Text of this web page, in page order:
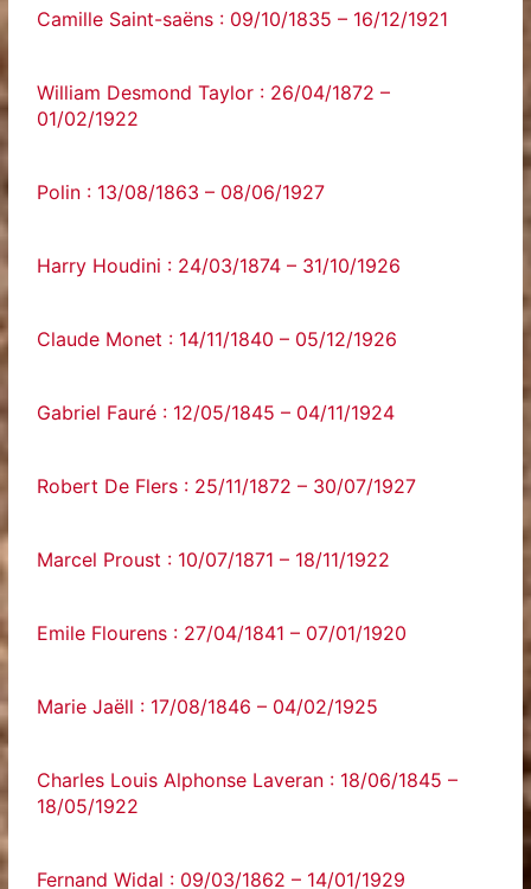
Camille Saint-saëns : 09/10/1835 – 16/12/1921
William Desmond Taylor : 26/04/1872 –
01/02/1922
Polin : 13/08/1863 – 08/06/1927
Harry Houdini : 24/03/1874 – 31/10/1926
Claude Monet : 14/11/1840 – 05/12/1926
Gabriel Fauré : 12/05/1845 – 04/11/1924
Robert De Flers : 25/11/1872 – 30/07/1927
Marcel Proust : 10/07/1871 – 18/11/1922
Emile Flourens : 27/04/1841 – 07/01/1920
Marie Jaëll : 17/08/1846 – 04/02/1925
Charles Louis Alphonse Laveran : 18/06/1845 –
18/05/1922
Fernand Widal : 09/03/1862 – 14/01/1929